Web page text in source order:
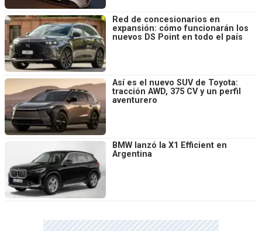
Red de concesionarios en
expansión: cómo funcionarán los
nuevos DS Point en todo el país
Así es el nuevo SUV de Toyota:
tracción AWD, 375 CV y un perfil
aventurero
BMW lanzó la X1 Efficient en
Argentina